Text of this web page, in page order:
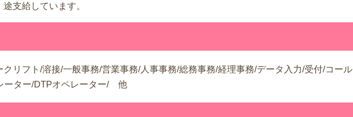
途支給しています。
リフト/溶接/一般事務/営業事務/人事事務/総務事務/経理事務/データ入力/受付/コール
ーター/DTPオペレーター/ 他